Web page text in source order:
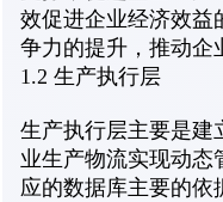
效促进企业经济效益
争力的提升，推动企
1.2 生产执行层
生产执行层主要是建
业生产物流实现动态
应的数据库主要的依